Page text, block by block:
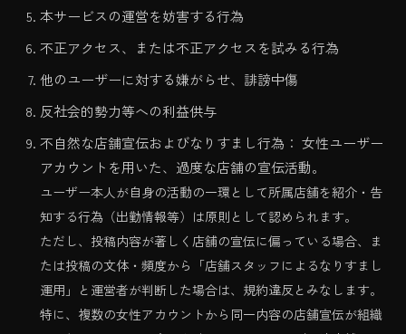
本サービスの運営を妨害する行為
不正アクセス、または不正アクセスを試みる行為
他のユーザーに対する嫌がらせ、誹謗中傷
反社会的勢力等への利益供与
不自然な店舗宣伝およびなりすまし行為： 女性ユーザー
アカウントを用いた、過度な店舗の宣伝活動。
ユーザー本人が自身の活動の一環として所属店舗を紹介・告
知する行為（出勤情報等）は原則として認められます。
ただし、投稿内容が著しく店舗の宣伝に偏っている場合、ま
たは投稿の文体・頻度から「店舗スタッフによるなりすまし
運用」と運営者が判断した場合は、規約違反とみなします。
特に、複数の女性アカウントから同一内容の店舗宣伝が組織